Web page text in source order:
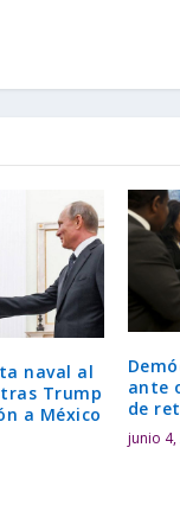
naval al
Trump
a México
ante
de
junio 4,